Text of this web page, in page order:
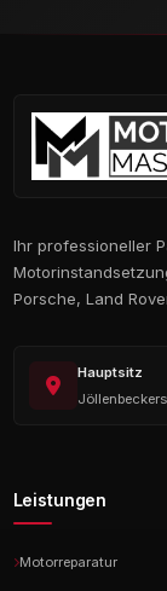
Ihr professioneller
Porsche, Land
Hauptsitz
Leistungen
Motorreparatur